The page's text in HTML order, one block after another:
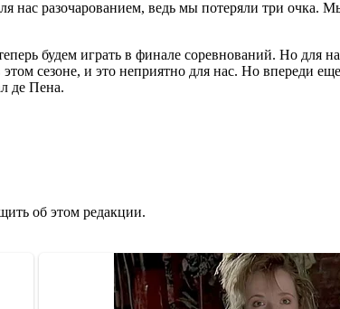
нас разочарованием, ведь мы потеряли три
будем играть в финале соревнований. Но для
сезоне, и это неприятно для нас. Но впереди
де Пена.
об этом редакции.